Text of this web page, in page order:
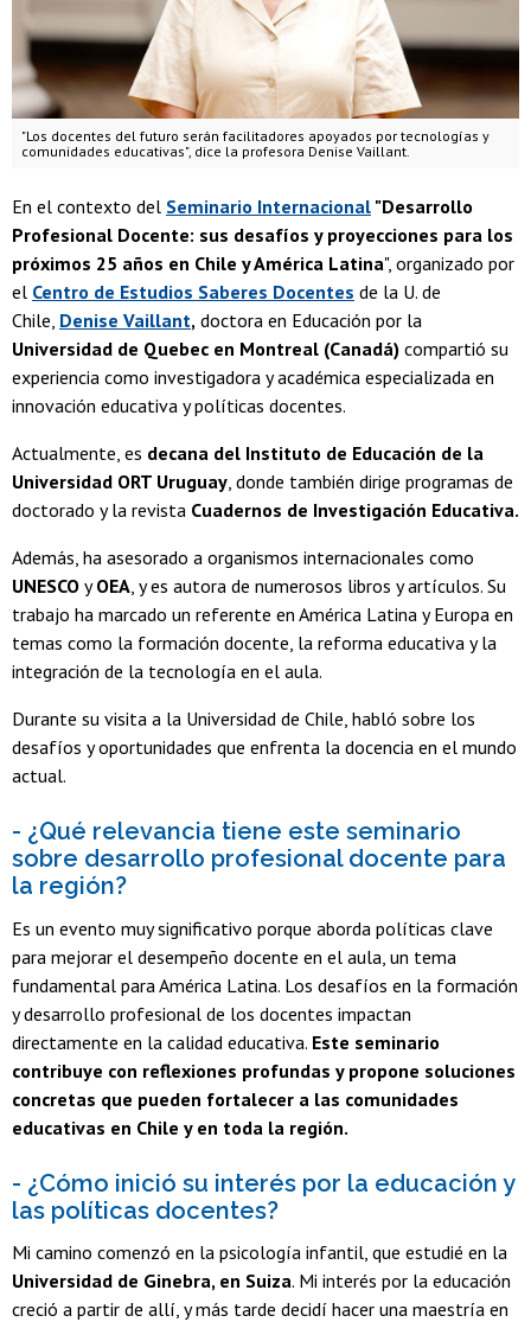
"Los docentes del futuro serán facilitadores apoyados por tecnologías y
comunidades educativas", dice la profesora Denise Vaillant.
En el contexto del Seminario Internacional "Desarrollo
Profesional Docente: sus desafíos y proyecciones para los
próximos 25 años en Chile y América Latina", organizado por
el Centro de Estudios Saberes Docentes de la U. de
Chile, Denise Vaillant, doctora en Educación por la
Universidad de Quebec en Montreal (Canadá) compartió su
experiencia como investigadora y académica especializada en
innovación educativa y políticas docentes.
Actualmente, es decana del Instituto de Educación de la
Universidad ORT Uruguay, donde también dirige programas de
doctorado y la revista Cuadernos de Investigación Educativa.
Además, ha asesorado a organismos internacionales como
UNESCO yOEA, y es autora de numerosos libros y artículos. Su
trabajo ha marcado un referente en América Latina y Europa en
temas como la formación docente, la reforma educativa y la
integración de la tecnología en el aula.
Durante su visita a la Universidad de Chile, habló sobre los
desafíos y oportunidades que enfrenta la docencia en el mundo
actual.
- ¿Qué relevancia tiene este seminario
sobre desarrollo profesional docente para
la región?
Es un evento muy significativo porque aborda políticas clave
para mejorar el desempeño docente en el aula, un tema
fundamental para América Latina. Los desafíos en la formación
y desarrollo profesional de los docentes impactan
directamente en la calidad educativa. Este seminario
contribuye con reflexiones profundas y propone soluciones
concretas que pueden fortalecer a las comunidades
educativas en Chile y en toda la región.
- ¿Cómo inició su interés por la educación y
las políticas docentes?
Mi camino comenzó en la psicología infantil, que estudié en la
Universidad de Ginebra, en Suiza. Mi interés por la educación
creció a partir de allí, y más tarde decidí hacer una maestría en